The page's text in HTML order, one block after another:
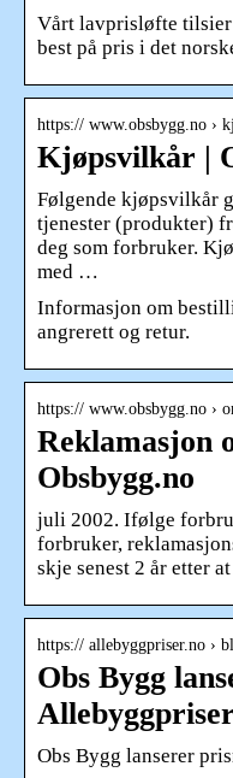
Vårt lavprisløfte
best på pris i det
https:// www.obsbygg.no ›
Kjøpsvilkår |
Følgende kjøpsvilkår
tjenester (produkter)
deg som forbruker.
med …
Informasjon om
angrerett og retur.
https:// www.obsbygg.no ›
Reklamasjon
Obsbygg.no
juli 2002. Ifølge
forbruker,
skje senest 2 år etter
https:// allebyggpriser.no ›
Obs Bygg
Obs Bygg lanserer